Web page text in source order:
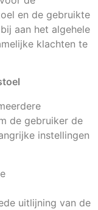
en de gebruikte
aan het algehele
klachten te
de gebruiker de
instellingen
uitlijning van de